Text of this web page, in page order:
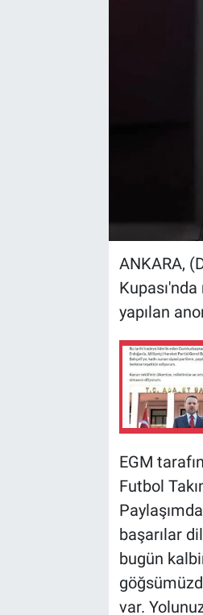
ANKARA,
yapılan
EGM
Futbol
başarılar
bugün
var.